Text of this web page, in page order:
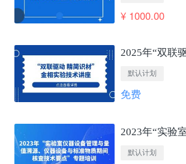
¥ 1000.00
默认计划
免费
默认计划